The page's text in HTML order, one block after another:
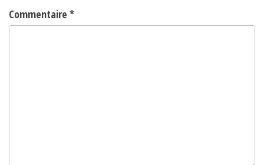
Commentaire *